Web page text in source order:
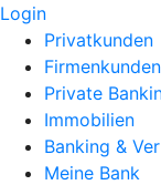
Login
Privatkunden
Firmenkunden
Private
Immobilien
Banking &
Meine Bank